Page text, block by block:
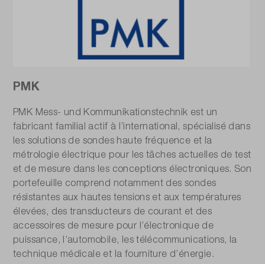
PMK
PMK Mess- und Kommunikationstechnik est un
fabricant familial actif à l’international, spécialisé dans
les solutions de sondes haute fréquence et la
métrologie électrique pour les tâches actuelles de test
et de mesure dans les conceptions électroniques. Son
portefeuille comprend notamment des sondes
résistantes aux hautes tensions et aux températures
élevées, des transducteurs de courant et des
accessoires de mesure pour l’électronique de
puissance, l’automobile, les télécommunications, la
technique médicale et la fourniture d’énergie.